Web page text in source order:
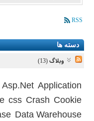
RSS
دسته ها
وبلاگ (13)
Application
Asp.Net
Cookie
Crash
css
Data Warehouse